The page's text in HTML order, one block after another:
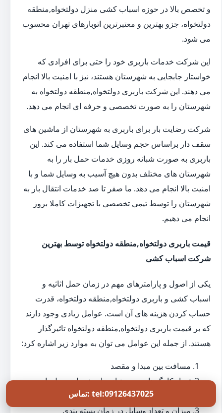
و تخصص بالا در حوزه اسباب کشی منزل دولتخواه,منطقه
دولتخواه، جزو بهترین و معتبرترین اتوبارهای تهران محسوب
می شود.
این شرکت خدمات باربری خود را حتی برای افرادی که
خواستار جابجایی به شهرستان هستند، نیز با امنیت بالا انجام
می دهند. این شرکت باربری دولتخواه,منطقه دولتخواه به
شهرستان را به صورت تخصصی و حرفه ای انجام می دهد.
شرکت رضایت بار برای باربری به شهرستان از ماشین های
سقف دار براساس حجم وسایل شما استفاده می کند. این
باربری به صورت شبانه روزی خدمات حمل بار را به
شهرستان های مختلف بدون هیچ آسیب به وسایل شما و با
امنیت بالا انجام می دهد. ما صفر تا صد خدمات انتقال بار به
شهرستان را توسط تیمی تخصصی با تجهیزات کاملا بروز
انجام می دهیم.
قیمت باربری دولتخواه,منطقه دولتخواه توسط بهترین
شرکت اسباب کشی
یکی از اصول و پارامترهای مهم در زمان حمل اثاثیه و
اسباب کشی و باربری دولتخواه,منطقه دولتخواه، قدرت
حساب کردن هزینه های آن است. عوامل زیادی وجود دارند
که بر قیمت باربری دولتخواه,منطقه دولتخواه تاثیرگذار
هستند. از جمله این عوامل می توان به موارد زیر اشاره کرد:
مسافت بین مبدا و مقصد
تعداد کارگرهای مورد نیاز برای خدمات حمل بار
دولتخواه,منطقه دولتخواه
میزان و تعداد وسایل در زمان بسته بندی
تماس: tel:09126437025